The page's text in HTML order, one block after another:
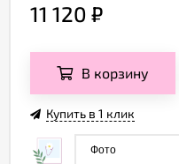
11 120 ₽
В корзину
Купить в 1 клик